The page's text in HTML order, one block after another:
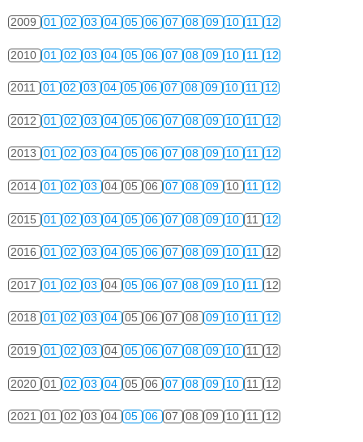
2009 01 02 03 04 05 06 07 08 09 10 11 12
2010 01 02 03 04 05 06 07 08 09 10 11 12
2011 01 02 03 04 05 06 07 08 09 10 11 12
2012 01 02 03 04 05 06 07 08 09 10 11 12
2013 01 02 03 04 05 06 07 08 09 10 11 12
2014 01 02 03 04 05 06 07 08 09 10 11 12
2015 01 02 03 04 05 06 07 08 09 10 11 12
2016 01 02 03 04 05 06 07 08 09 10 11 12
2017 01 02 03 04 05 06 07 08 09 10 11 12
2018 01 02 03 04 05 06 07 08 09 10 11 12
2019 01 02 03 04 05 06 07 08 09 10 11 12
2020 01 02 03 04 05 06 07 08 09 10 11 12
2021 01 02 03 04 05 06 07 08 09 10 11 12